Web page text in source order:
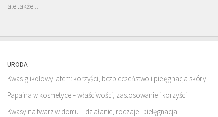
ale także …
URODA
Kwas glikolowy latem: korzyści, bezpieczeństwo i pielęgnacja skóry
Papaina w kosmetyce – właściwości, zastosowanie i korzyści
Kwasy na twarz w domu – działanie, rodzaje i pielęgnacja